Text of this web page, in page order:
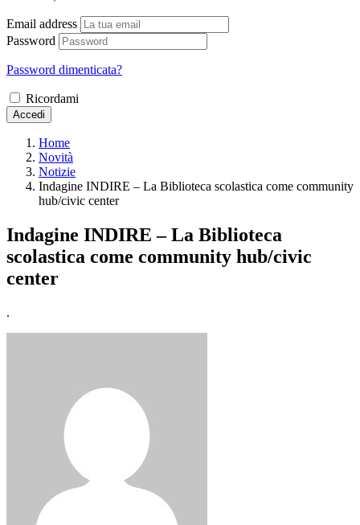
Email address
Password
Password dimenticata?
Ricordami
Accedi
Home
Novità
Notizie
Indagine INDIRE – La Biblioteca scolastica come community
hub/civic center
Indagine INDIRE – La Biblioteca
scolastica come community hub/civic
center
.